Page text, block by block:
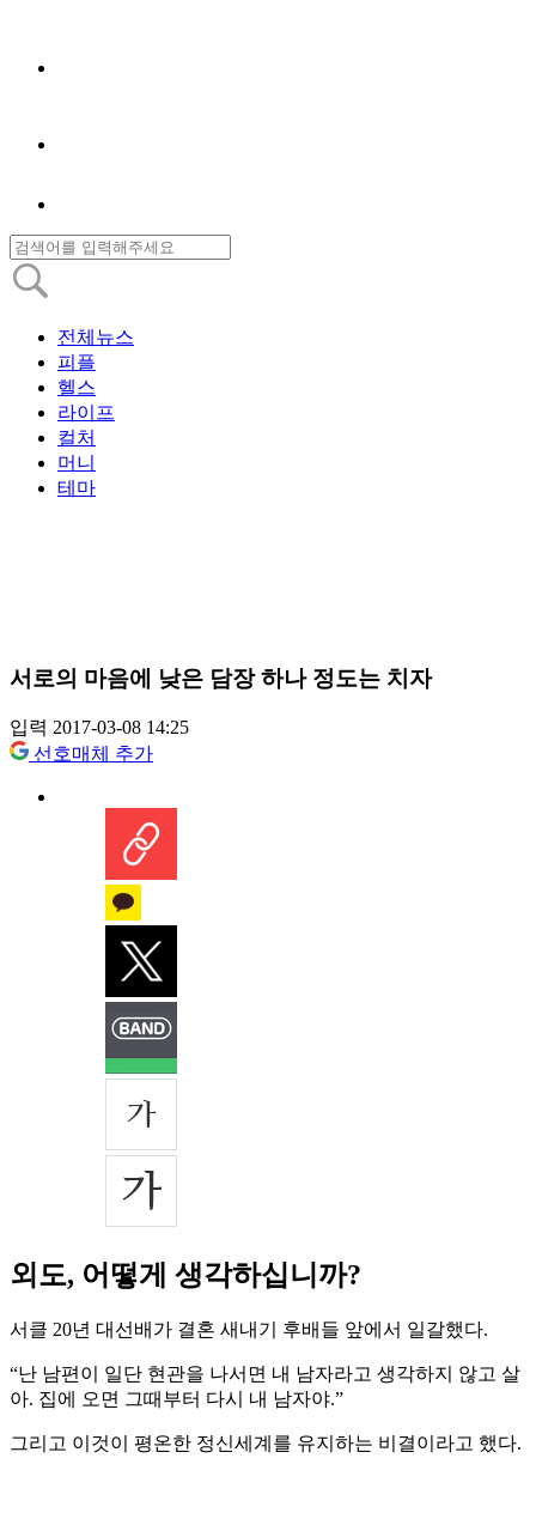
전체뉴스
피플
헬스
라이프
컬처
머니
테마
서로의 마음에 낮은 담장 하나 정도는 치자
입력 2017-03-08 14:25
선호매체 추가
외도, 어떻게 생각하십니까?
서클 20년 대선배가 결혼 새내기 후배들 앞에서 일갈했다.
“난 남편이 일단 현관을 나서면 내 남자라고 생각하지 않고 살
아. 집에 오면 그때부터 다시 내 남자야.”
그리고 이것이 평온한 정신세계를 유지하는 비결이라고 했다.